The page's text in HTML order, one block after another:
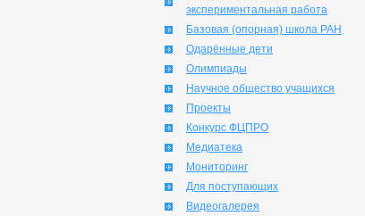
экспериментальная работа
Базовая (опорная) школа РАН
Одарённые дети
Олимпиады
Научное общество учащихся
Проекты
Конкурс ФЦПРО
Медиатека
Мониторинг
Для поступающих
Видеогалерея